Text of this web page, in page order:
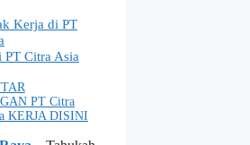
Kerja di PT
PT Citra Asia
PT Citra
KERJA DISINI